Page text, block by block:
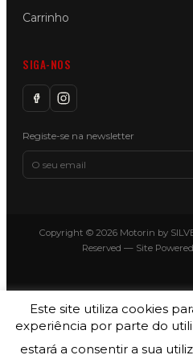
Carrinho
SIGA-NOS
Registe-se na newsletter
Copyright © 2026 Motorin by
Reserved — Site
Este site utiliza cookies
experiência por parte do
estará a consentir a sua